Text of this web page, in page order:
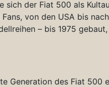
sich der Fiat 500 als
von den USA bis
– bis 1975
Generation des Fiat 500